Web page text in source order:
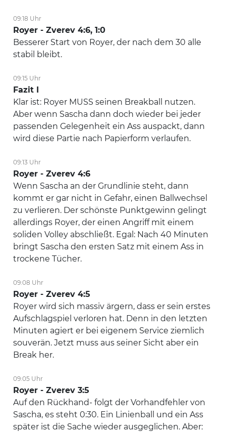
09:18 Uhr
Royer - Zverev 4:6, 1:0
Besserer Start von Royer, der nach dem 30 alle
stabil bleibt.
09:15 Uhr
Fazit I
Klar ist: Royer MUSS seinen Breakball nutzen.
Aber wenn Sascha dann doch wieder bei jeder
passenden Gelegenheit ein Ass auspackt, dann
wird diese Partie nach Papierform verlaufen.
09:13 Uhr
Royer - Zverev 4:6
Wenn Sascha an der Grundlinie steht, dann
kommt er gar nicht in Gefahr, einen Ballwechsel
zu verlieren. Der schönste Punktgewinn gelingt
allerdings Royer, der einen Angriff mit einem
soliden Volley abschließt. Egal: Nach 40 Minuten
bringt Sascha den ersten Satz mit einem Ass in
trockene Tücher.
09:08 Uhr
Royer - Zverev 4:5
Royer wird sich massiv ärgern, dass er sein erstes
Aufschlagspiel verloren hat. Denn in den letzten
Minuten agiert er bei eigenem Service ziemlich
souverän. Jetzt muss aus seiner Sicht aber ein
Break her.
09:05 Uhr
Royer - Zverev 3:5
Auf den Rückhand- folgt der Vorhandfehler von
Sascha, es steht 0:30. Ein Linienball und ein Ass
später ist die Sache wieder ausgeglichen. Aber: